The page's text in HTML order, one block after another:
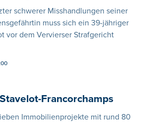
schwerer Misshandlungen seiner
muss sich ein 39-jähriger
vor dem Vervierser Strafgericht
Francorchamps
Immobilienprojekte mit rund 80